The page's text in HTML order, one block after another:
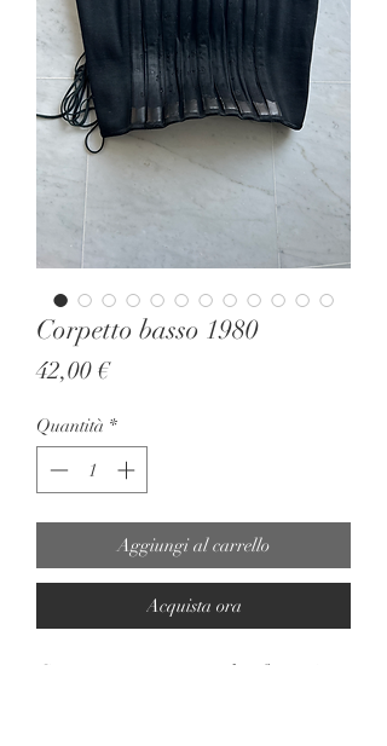
Corpetto basso 1980
42,00 €Prezzo
Quantità *
Aggiungi al carrello
Acquista ora
Corpetto nero con stecche, fantasia